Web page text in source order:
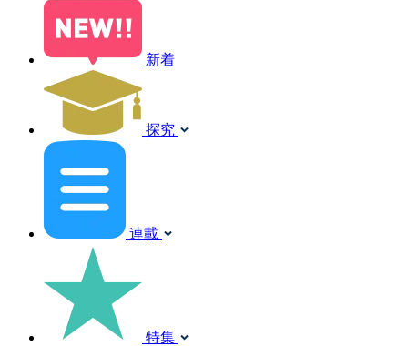
新着
探究
連載
特集